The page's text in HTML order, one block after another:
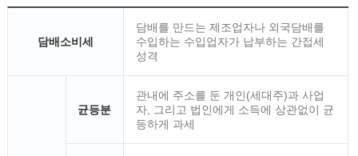
담배소비세
담배를 만드는 제조업자나 외국담배를
수입하는 수입업자가 납부하는 간접세
성격
균등분
관내에 주소를 둔 개인(세대주)과 사업
자, 그리고 법인에게 소득에 상관없이 균
등하게 과세